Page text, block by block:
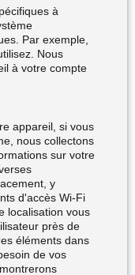
à
Par exemple,
Nous
à votre compte
appareil, si vous
nous collectons
sur votre
y
d'accès Wi-Fi
localisation vous
près de
éléments dans
de vos